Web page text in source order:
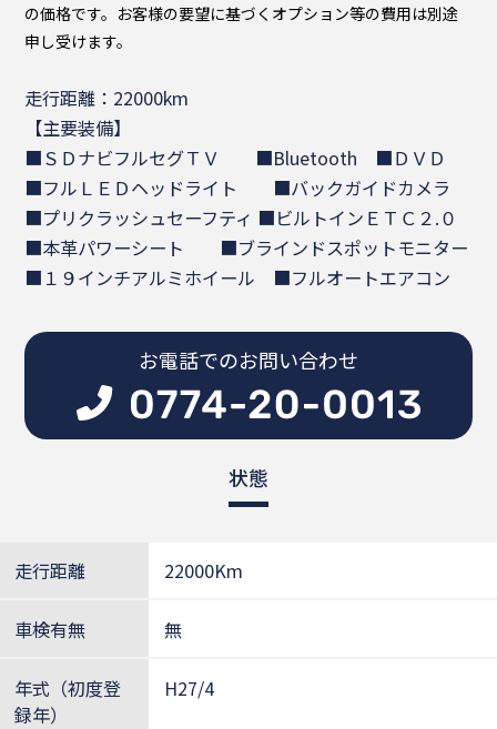
の価格です。お客様の要望に基づくオプション等の費用は別途
申し受けます。
走行距離：22000km
【主要装備】
■ＳＤナビフルセグＴＶ ■Bluetooth ■ＤＶＤ
■フルＬＥＤヘッドライト ■バックガイドカメラ
■プリクラッシュセーフティ ■ビルトインＥＴＣ２.０
■本革パワーシート ■ブラインドスポットモニター
■１９インチアルミホイール ■フルオートエアコン
お電話でのお問い合わせ
状態
走行距離 22000Km
車検有無 無
年式（初度登
録年）
H27/4